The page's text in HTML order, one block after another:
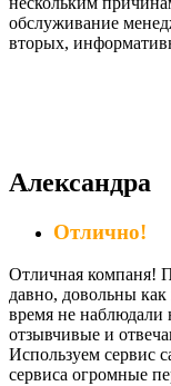
обслуживание
вторых,
Александра
Отлично!
Отличная компаня!
давно, довольны как
время не наблюдали
отзывчивые и
Используем сервис
сервиса огромные